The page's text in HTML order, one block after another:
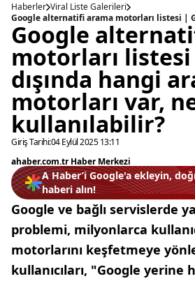
Haberler Viral Liste Galerileri
Google
motorları
dışında hangi
motorları var,
kullanılabilir?
Giriş Tarihi:04 Eylül 2025 13:11
ahaber.com.tr Haber Merkezi
A Haber’i Google'a ekleyin,
haberi alın!
Google ve bağlı servislerde
problemi, milyonlarca
motorlarını keşfetmeye
kullanıcıları, "Google yerine